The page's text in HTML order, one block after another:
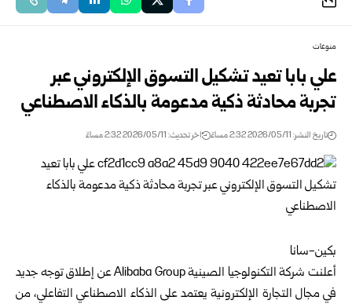
منوعات
علي بابا تعيد تشكيل التسوق الإلكتروني عبر
تجربة محادثة ذكية مدعومة بالذكاء الاصطناعي
تاريخ النشر: 2026/05/11 2:32 مساءً اخر تحديث: 2026/05/11 2:32 مساءً
بكين-سانا
أعلنت شركة التكنولوجيا الصينية Alibaba Group عن إطلاق توجه جديد
في مجال التجارة الإلكترونية يعتمد على الذكاء الاصطناعي التفاعلي، من